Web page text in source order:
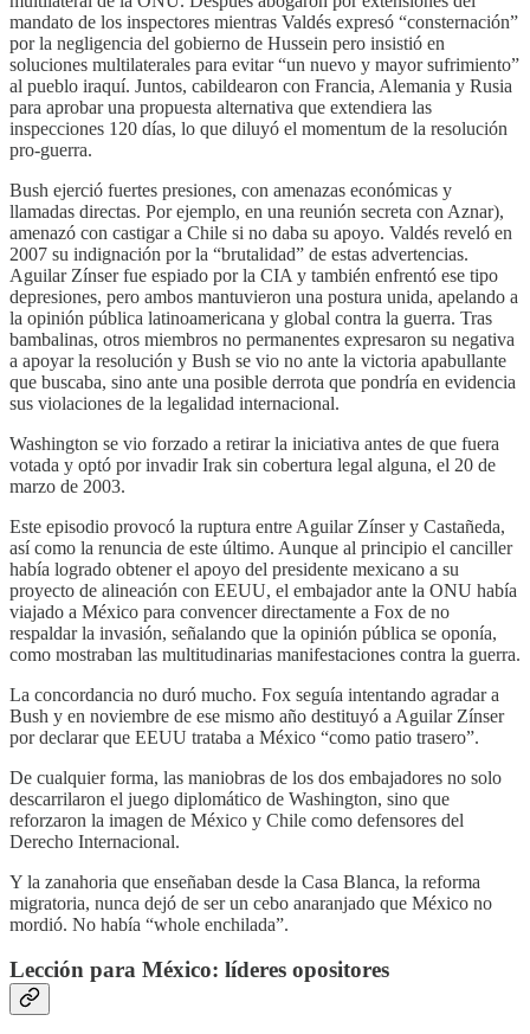
mandato de los inspectores mientras Valdés expresó “consternación”
por la negligencia del gobierno de Hussein pero insistió en
soluciones multilaterales para evitar “un nuevo y mayor sufrimiento”
al pueblo iraquí. Juntos, cabildearon con Francia, Alemania y Rusia
para aprobar una propuesta alternativa que extendiera las
inspecciones 120 días, lo que diluyó el momentum de la resolución
pro-guerra.
Bush ejerció fuertes presiones, con amenazas económicas y
llamadas directas. Por ejemplo, en una reunión secreta con Aznar),
amenazó con castigar a Chile si no daba su apoyo. Valdés reveló en
2007 su indignación por la “brutalidad” de estas advertencias.
Aguilar Zínser fue espiado por la CIA y también enfrentó ese tipo
depresiones, pero ambos mantuvieron una postura unida, apelando a
la opinión pública latinoamericana y global contra la guerra. Tras
bambalinas, otros miembros no permanentes expresaron su negativa
a apoyar la resolución y Bush se vio no ante la victoria apabullante
que buscaba, sino ante una posible derrota que pondría en evidencia
sus violaciones de la legalidad internacional.
Washington se vio forzado a retirar la iniciativa antes de que fuera
votada y optó por invadir Irak sin cobertura legal alguna, el 20 de
marzo de 2003.
Este episodio provocó la ruptura entre Aguilar Zínser y Castañeda,
así como la renuncia de este último. Aunque al principio el canciller
había logrado obtener el apoyo del presidente mexicano a su
proyecto de alineación con EEUU, el embajador ante la ONU había
viajado a México para convencer directamente a Fox de no
respaldar la invasión, señalando que la opinión pública se oponía,
como mostraban las multitudinarias manifestaciones contra la guerra.
La concordancia no duró mucho. Fox seguía intentando agradar a
Bush y en noviembre de ese mismo año destituyó a Aguilar Zínser
por declarar que EEUU trataba a México “como patio trasero”.
De cualquier forma, las maniobras de los dos embajadores no solo
descarrilaron el juego diplomático de Washington, sino que
reforzaron la imagen de México y Chile como defensores del
Derecho Internacional.
Y la zanahoria que enseñaban desde la Casa Blanca, la reforma
migratoria, nunca dejó de ser un cebo anaranjado que México no
mordió. No había “whole enchilada”.
Lección para México: líderes opositores